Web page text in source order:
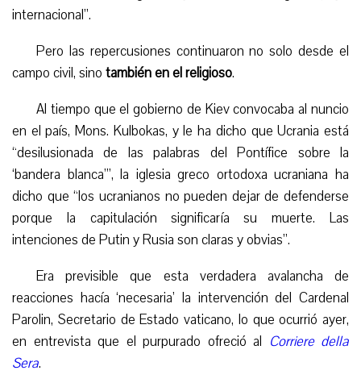
internacional”.
Pero las repercusiones continuaronno solo desde el
campo civil, sino también en el religioso.
Al tiempo que el gobierno de Kiev convocaba al nuncio
en el país,Mons. Kulbokas, y le ha dicho que Ucrania está
“desilusionada de las palabras del Pontífice sobre la
‘bandera blanca’”, la iglesia greco ortodoxa ucraniana ha
dicho que “los ucranianos no pueden dejar de defenderse
porque la capitulación significaría su muerte. Las
intenciones de Putin y Rusia son claras y obvias”.
Era previsible que esta verdadera avalancha de
reacciones hacía ‘necesaria’ la intervención del Cardenal
Parolin, Secretario de Estado vaticano, lo que ocurrió ayer,
en entrevista que el purpurado ofreció al Corriere della
Sera.